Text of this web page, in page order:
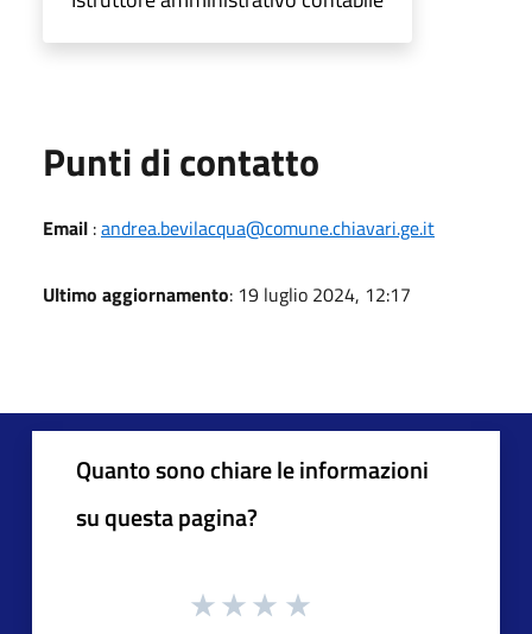
Punti di contatto
Email :andrea.bevilacqua@comune.chiavari.ge.it
Ultimo aggiornamento: 19 luglio 2024, 12:17
Quanto sono chiare le informazioni
su questa pagina?